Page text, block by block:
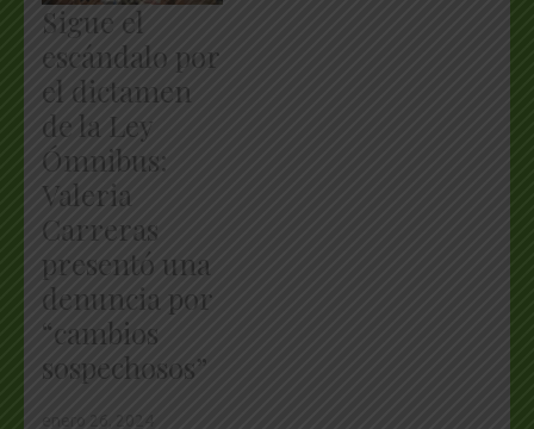
Sigue el
escándalo por
el dictamen
de la Ley
Ómnibus:
Valeria
Carreras
presentó una
denuncia por
“cambios
sospechosos”